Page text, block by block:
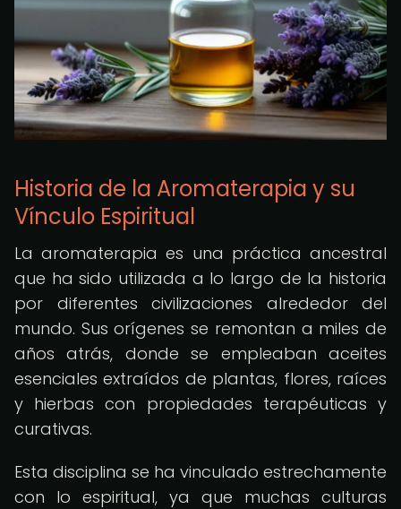
Historia de la Aromaterapia y su
Vínculo Espiritual
La aromaterapia es una práctica ancestral
que ha sido utilizada a lo largo de la historia
por diferentes civilizaciones alrededor del
mundo. Sus orígenes se remontan a miles de
años atrás, donde se empleaban aceites
esenciales extraídos de plantas, flores, raíces
y hierbas con propiedades terapéuticas y
curativas.
Esta disciplina se ha vinculado estrechamente
con lo espiritual, ya que muchas culturas